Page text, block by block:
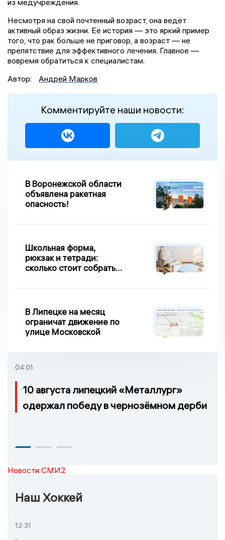
Несмотря на свой почтенный возраст, она ведёт
активный образ жизни. Её история — это яркий пример
того, что рак больше не приговор, а возраст — не
препятствие для эффективного лечения. Главное —
вовремя обратиться к специалистам.
Автор:
Андрей Марков
Комментируйте наши новости:
В Воронежской области
объявлена ракетная
опасность!
Школьная форма,
рюкзак и тетради:
сколько стоит собрать
Липецке в 2026 году
В Липецке на месяц
ограничат движение по
улице Московской
04:01
10 августа липецкий «Металлург»
одержал победу в чернозёмном дерби
Новости СМИ2
Наш Хоккей
12:31